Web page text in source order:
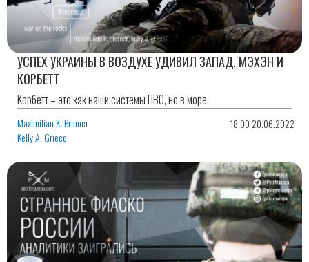
УСПЕХ УКРАИНЫ В ВОЗДУХЕ УДИВИЛ ЗАПАД. МЭХЭН И
КОРБЕТТ
Корбетт – это как наши системы ПВО, но в море.
Maximilian K. Bremer
Kelly A. Grieco
18:00 20.06.2022